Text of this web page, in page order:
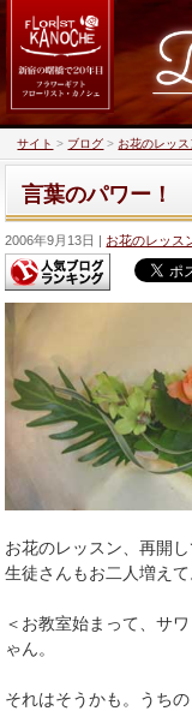
サイト > ブログ >お花のレッス
言葉のパワー！
2006年9月13日 お花のレッス
お花のレッスン、再開
生徒さんもお二人増えて
＜お教室始まって、サ
ゃん。
それはそうかも。うち